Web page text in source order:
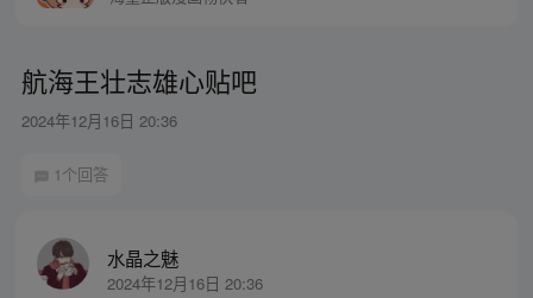
航海王壮志雄心贴吧
2024年12月16日 20:36
1个回答
水晶之魅
2024年12月16日 20:36